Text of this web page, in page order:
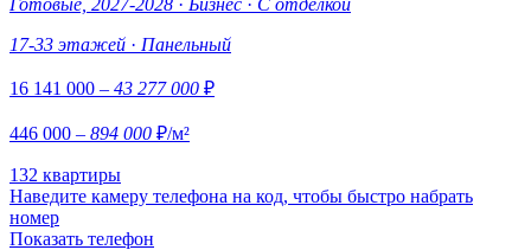
17-33 этажей · Панельный
16 141 000 – 43 277 000 ₽
446 000 – 894 000 ₽/м²
132 квартиры
Наведите камеру телефона на код, чтобы быстро набрать
номер
Показать телефон